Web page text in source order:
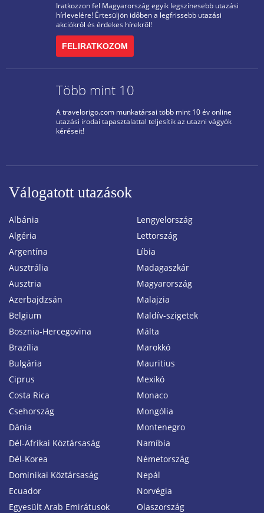
Iratkozzon fel Magyarország egyik legszínesebb utazási
hírlevelére! Értesüljön időben a legfrissebb utazási
akciókról és érdekes hírekről!
FELIRATKOZOM
Több mint 10
A travelorigo.com munkatársai több mint 10 év online
utazási irodai tapasztalattal teljesítik az utazni vágyók
kéréseit!
Válogatott utazások
Albánia
Algéria
Argentína
Ausztrália
Ausztria
Azerbajdzsán
Belgium
Bosznia-Hercegovina
Brazília
Bulgária
Ciprus
Costa Rica
Csehország
Dánia
Dél-Afrikai Köztársaság
Dél-Korea
Dominikai Köztársaság
Ecuador
Egyesült Arab Emirátusok
Lengyelország
Lettország
Líbia
Madagaszkár
Magyarország
Malajzia
Maldív-szigetek
Málta
Marokkó
Mauritius
Mexikó
Monaco
Mongólia
Montenegro
Namíbia
Németország
Nepál
Norvégia
Olaszország